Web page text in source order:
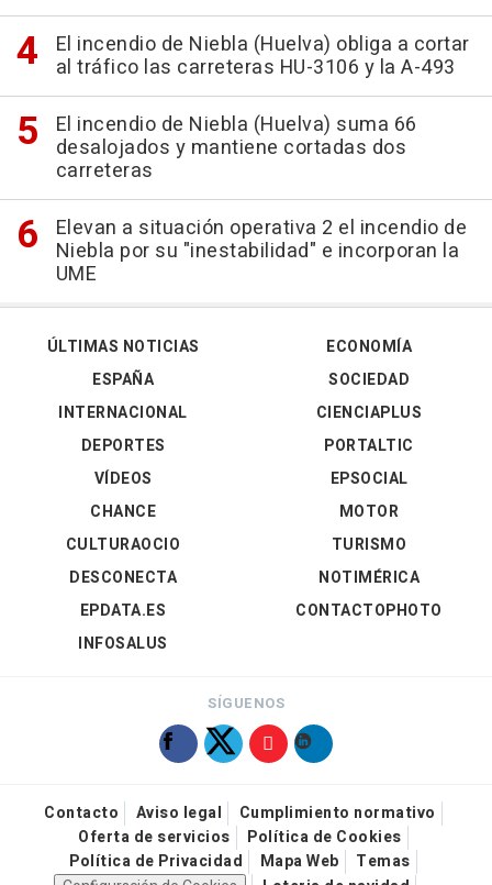
El incendio de Niebla (Huelva) obliga a cortar
al tráfico las carreteras HU-3106 y la A-493
El incendio de Niebla (Huelva) suma 66
desalojados y mantiene cortadas dos
carreteras
Elevan a situación operativa 2 el incendio de
Niebla por su "inestabilidad" e incorporan la
UME
ÚLTIMAS NOTICIAS
ESPAÑA
INTERNACIONAL
DEPORTES
VÍDEOS
ECONOMÍA
SOCIEDAD
CIENCIAPLUS
PORTALTIC
EPSOCIAL
CHANCE
CULTURAOCIO
DESCONECTA
EPDATA.ES
INFOSALUS
MOTOR
TURISMO
NOTIMÉRICA
CONTACTOPHOTO
SÍGUENOS
Contacto Aviso legal
Cumplimiento normativo
Oferta de servicios
Política de Cookies
Política de Privacidad
Mapa Web
Temas